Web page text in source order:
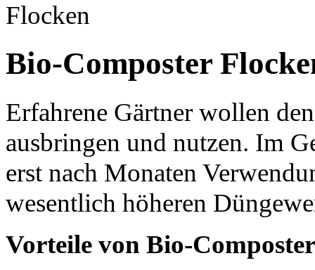
Bio-Composter
Erfahrene Gärtner wollen
ausbringen und nutzen. Im
erst nach Monaten
wesentlich höheren
Vorteile von Bio-